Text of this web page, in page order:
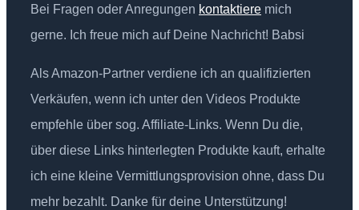
Bei Fragen oder Anregungen kontaktiere mich
gerne. Ich freue mich auf Deine Nachricht! Babsi
Als Amazon-Partner verdiene ich an qualifizierten
Verkäufen, wenn ich unter den Videos Produkte
empfehle über sog. Affiliate-Links. Wenn Du die,
über diese Links hinterlegten Produkte kauft, erhalte
ich eine kleine Vermittlungsprovision ohne, dass Du
mehr bezahlt. Danke für deine Unterstützung!